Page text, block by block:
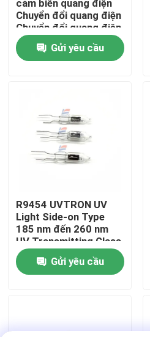
Sản phẩm
Trình diễn VR
Chuyến tham quan nhà máy
Liên hệ với chúng tôi
Tin tức
Cảm biến khí oxy
cảm biến quang điện
Chuyển đổi quang điện
Chuyển đổi quang điện
phản xạ
Gửi yêu cầu
R9454 UVTRON UV
Light Side-on Type
185 nm đến 260 nm
UV Transmitting Glass
Gửi yêu cầu